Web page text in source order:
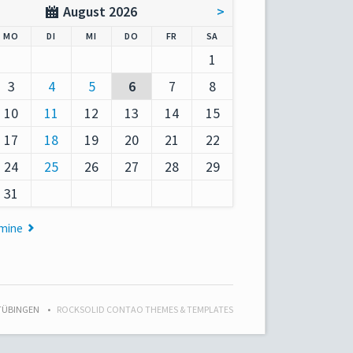
August 2026 >
MO DIENSTAG
MITTWOCH
DO NNERSTAG
FR SA
1
3 4 5 6 7
8
10 11 12 13 14
15
17 18 19 20 21
22
24 25 26 27 28
29
31
ROCKSOLID CONTAO THEMES & TEMPLATES